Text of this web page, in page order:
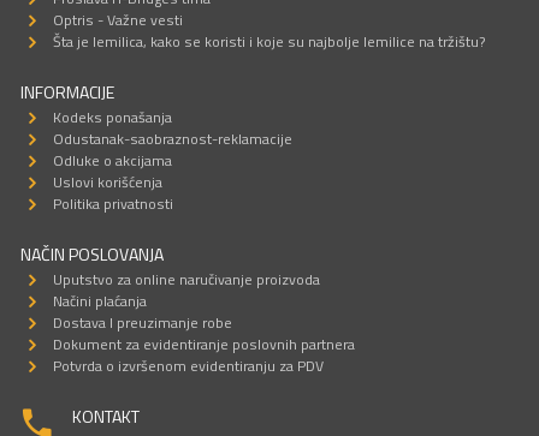
Optris - Važne vesti
Šta je lemilica, kako se koristi i koje su najbolje lemilice na tržištu?
INFORMACIJE
Kodeks ponašanja
Odustanak-saobraznost-reklamacije
Odluke o akcijama
Uslovi korišćenja
Politika privatnosti
NAČIN POSLOVANJA
Uputstvo za online naručivanje proizvoda
Načini plaćanja
Dostava I preuzimanje robe
Dokument za evidentiranje poslovnih partnera
Potvrda o izvršenom evidentiranju za PDV
KONTAKT